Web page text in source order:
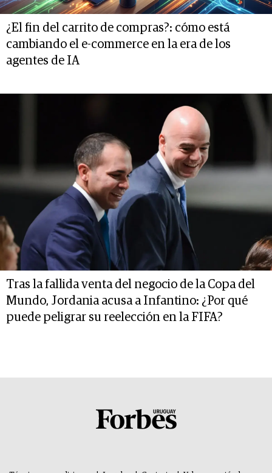
¿El fin del carrito de compras?: cómo está
cambiando el e-commerce en la era de los
agentes de IA
Tras la fallida venta del negocio de la Copa del
Mundo, Jordania acusa a Infantino: ¿Por qué
puede peligrar su reelección en la FIFA?